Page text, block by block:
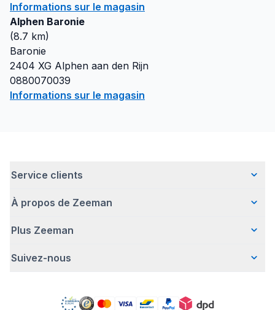
Informations sur le magasin
Alphen Baronie
(8.7 km)
Baronie
2404 XG Alphen aan den Rijn
0880070039
Informations sur le magasin
Service clients
Questions fréquentes
Livraison
Retour d'articles
À propos de Zeeman
Qui sommes-nous ?
Une entreprise responsable
Rapport annuel RSE
Plus Zeeman
Avertissement de sécurité
Nos campagnes
Suivez-nous